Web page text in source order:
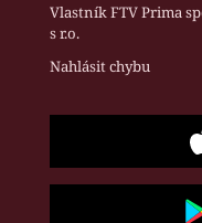
Vlastník FTV Prima
s r.o.
Nahlásit chybu